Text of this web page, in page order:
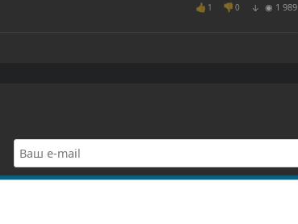
👍 1 👎 0 ↓ ◉ 1 989